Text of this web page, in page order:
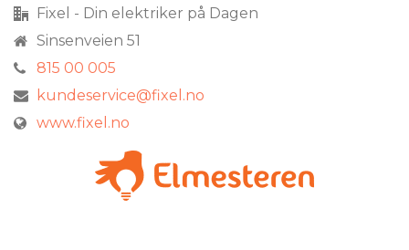
Fixel - Din elektriker på Dagen
Sinsenveien 51
815 00 005
kundeservice@fixel.no
www.fixel.no